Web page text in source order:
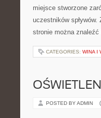
miejsce stworzone
uczestników
stronie można
CATEGORIES: WINA I
POSTED BY ADMIN